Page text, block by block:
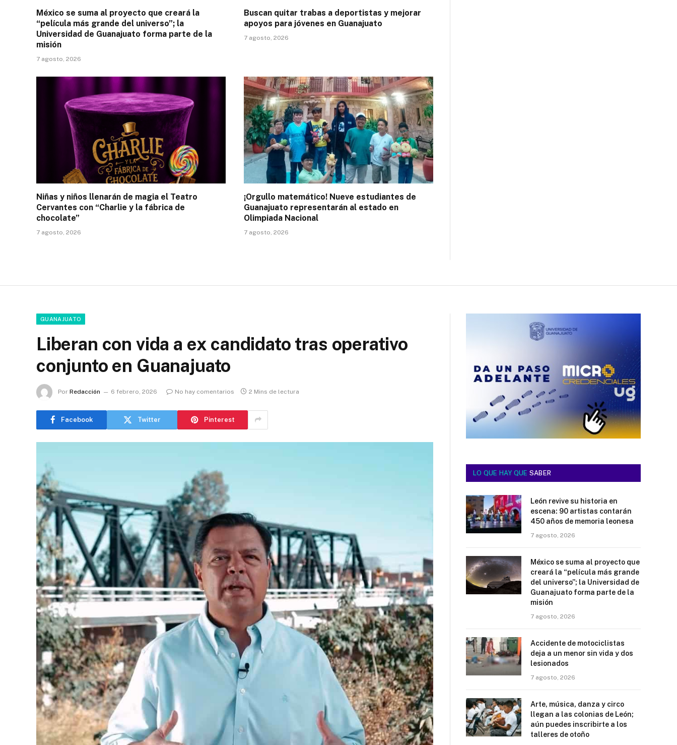
México se suma al proyecto que creará la
“película más grande del universo”; la
Universidad de Guanajuato forma parte de la
misión
7 agosto, 2026
Buscan quitar trabas a deportistas y mejorar
apoyos para jóvenes en Guanajuato
7 agosto, 2026
Niñas y niños llenarán de magia el Teatro
Cervantes con “Charlie y la fábrica de
chocolate”
7 agosto, 2026
¡Orgullo matemático! Nueve estudiantes de
Guanajuato representarán al estado en
Olimpiada Nacional
7 agosto, 2026
GUANAJUATO
Liberan con vida a ex candidato tras operativo
conjunto en Guanajuato
Por Redacción 6 febrero, 2026 No hay comentarios 2 Mins de lectura
Facebook Twitter Pinterest
LO QUE HAY QUE SABER
León revive su historia en
escena: 90 artistas contarán
450 años de memoria leonesa
7 agosto, 2026
México se suma al proyecto que
creará la “película más grande
del universo”; la Universidad de
Guanajuato forma parte de la
misión
7 agosto, 2026
Accidente de motociclistas
deja a un menor sin vida y dos
lesionados
7 agosto, 2026
Arte, música, danza y circo
llegan a las colonias de León;
aún puedes inscribirte a los
talleres de otoño